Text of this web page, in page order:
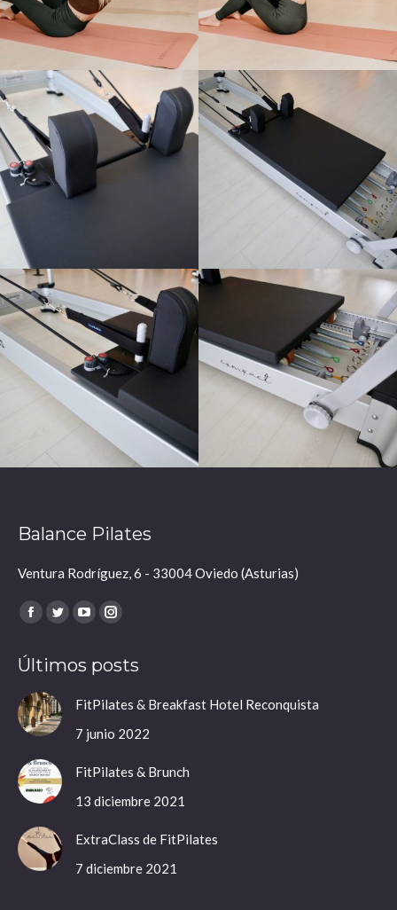
Balance Pilates
Ventura Rodríguez, 6 - 33004 Oviedo (Asturias)
Encuéntranos en:
Facebook
opens
in
new
window
Twitter
opens
new
window
YouTube
opens
new
window
Instagram
opens
new
window
Últimos posts
FitPilates & Breakfast Hotel Reconquista
7 junio 2022
FitPilates & Brunch
13 diciembre 2021
ExtraClass de FitPilates
7 diciembre 2021